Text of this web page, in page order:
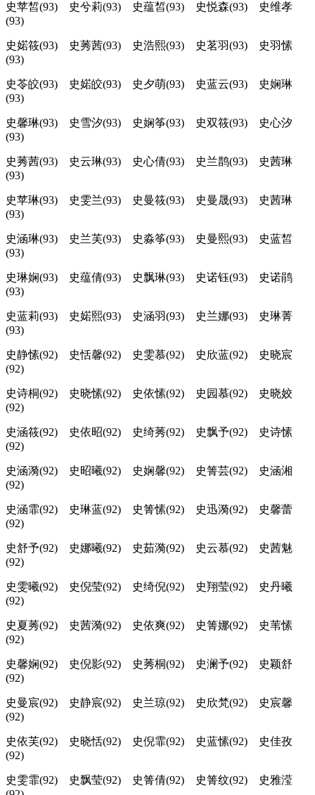
史苹皙(93) 史兮莉(93) 史蕴皙(93) 史悦森(93) 史维孝
(93)
史婼筱(93) 史莠茜(93) 史浩熙(93) 史茗羽(93) 史羽愫
(93)
史苓皎(93) 史婼皎(93) 史夕萌(93) 史蓝云(93) 史娴琳
(93)
史馨琳(93) 史雪汐(93) 史娴筝(93) 史双筱(93) 史心汐
(93)
史莠茜(93) 史云琳(93) 史心倩(93) 史兰鹊(93) 史茜琳
(93)
史苹琳(93) 史雯兰(93) 史曼筱(93) 史曼晟(93) 史茜琳
(93)
史涵琳(93) 史兰芙(93) 史淼筝(93) 史曼熙(93) 史蓝皙
(93)
史琳娴(93) 史蕴倩(93) 史飘琳(93) 史诺钰(93) 史诺鹃
(93)
史蓝莉(93) 史婼熙(93) 史涵羽(93) 史兰娜(93) 史琳菁
(93)
史静愫(92) 史恬馨(92) 史雯慕(92) 史欣蓝(92) 史晓宸
(92)
史诗桐(92) 史晓愫(92) 史依愫(92) 史园慕(92) 史晓姣
(92)
史涵筱(92) 史依昭(92) 史绮莠(92) 史飘予(92) 史诗愫
(92)
史涵漪(92) 史昭曦(92) 史娴馨(92) 史箐芸(92) 史涵湘
(92)
史涵霏(92) 史琳蓝(92) 史箐愫(92) 史迅漪(92) 史馨蕾
(92)
史舒予(92) 史娜曦(92) 史茹漪(92) 史云慕(92) 史茜魅
(92)
史雯曦(92) 史倪莹(92) 史绮倪(92) 史翔莹(92) 史丹曦
(92)
史夏莠(92) 史茜漪(92) 史依爽(92) 史箐娜(92) 史苇愫
(92)
史馨娴(92) 史倪影(92) 史莠桐(92) 史澜予(92) 史颖舒
(92)
史曼宸(92) 史静宸(92) 史兰琼(92) 史欣梵(92) 史宸馨
(92)
史依芙(92) 史晓恬(92) 史倪霏(92) 史蓝愫(92) 史佳孜
(92)
史雯霏(92) 史飘莹(92) 史箐倩(92) 史箐纹(92) 史雅滢